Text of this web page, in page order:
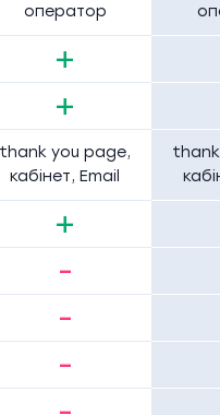
оператор
+
+
thank you page,
кабінет, Email
+
-
-
-